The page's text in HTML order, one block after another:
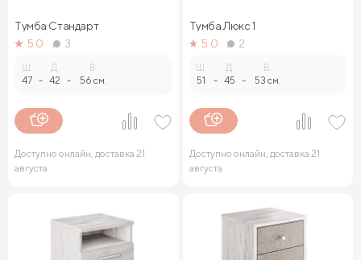
Тумба Стандарт
5.0
3
Ш.
47 -
Д.
42 -
В.
56 см.
Доступно онлайн, доставка 21
августа
Тумба Люкс 1
5.0
2
Ш.
51 -
Д.
45 -
В.
53 см.
Доступно онлайн, доставка 21
августа